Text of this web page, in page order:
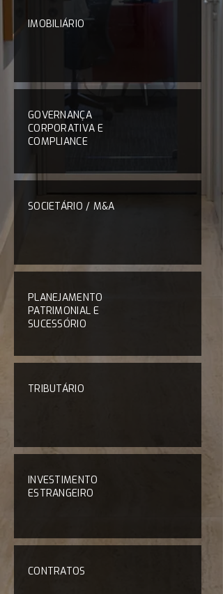
IMOBILIÁRIO
GOVERNANÇA
CORPORATIVA E
COMPLIANCE
SOCIETÁRIO / M&A
PLANEJAMENTO
PATRIMONIAL E
SUCESSÓRIO
TRIBUTÁRIO
INVESTIMENTO
ESTRANGEIRO
CONTRATOS